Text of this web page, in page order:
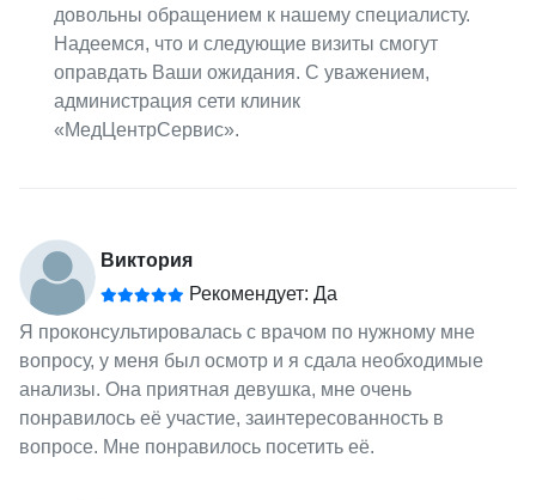
довольны обращением к нашему специалисту.
Надеемся, что и следующие визиты смогут
оправдать Ваши ожидания. С уважением,
администрация сети клиник
«МедЦентрСервис».
Виктория
Рекомендует: Да
Я проконсультировалась с врачом по нужному мне
вопросу, у меня был осмотр и я сдала необходимые
анализы. Она приятная девушка, мне очень
понравилось её участие, заинтересованность в
вопросе. Мне понравилось посетить её.